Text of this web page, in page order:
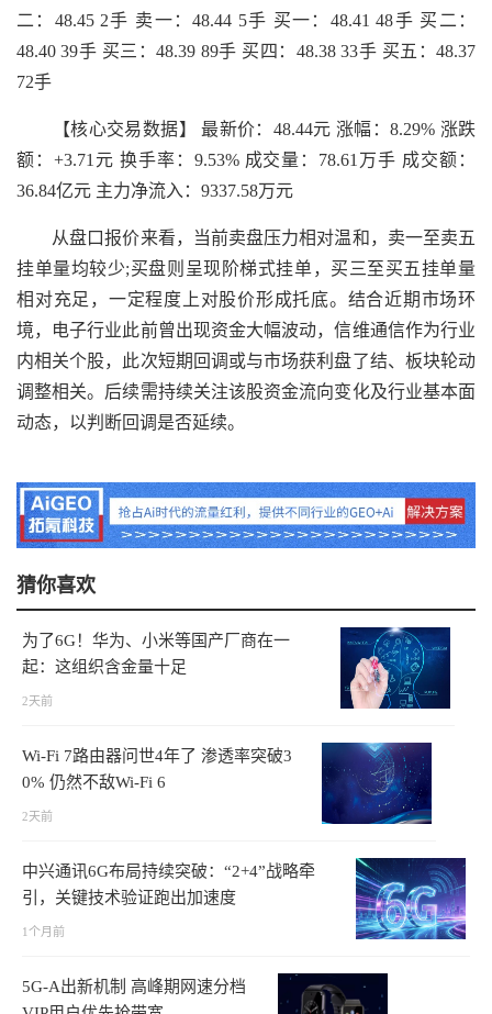
二：48.45 2手 卖一：48.44 5手 买一：48.41 48手 买二：
48.40 39手 买三：48.39 89手 买四：48.38 33手 买五：48.37
72手
【核心交易数据】 最新价：48.44元 涨幅：8.29% 涨跌
额：+3.71元 换手率：9.53% 成交量：78.61万手 成交额：
36.84亿元 主力净流入：9337.58万元
从盘口报价来看，当前卖盘压力相对温和，卖一至卖五
挂单量均较少;买盘则呈现阶梯式挂单，买三至买五挂单量
相对充足，一定程度上对股价形成托底。结合近期市场环
境，电子行业此前曾出现资金大幅波动，信维通信作为行业
内相关个股，此次短期回调或与市场获利盘了结、板块轮动
调整相关。后续需持续关注该股资金流向变化及行业基本面
动态，以判断回调是否延续。
猜你喜欢
为了6G！华为、小米等国产厂商在一
起：这组织含金量十足
2天前
Wi-Fi 7路由器问世4年了 渗透率突破3
0% 仍然不敌Wi-Fi 6
2天前
中兴通讯6G布局持续突破：“2+4”战略牵
引，关键技术验证跑出加速度
1个月前
5G-A出新机制 高峰期网速分档